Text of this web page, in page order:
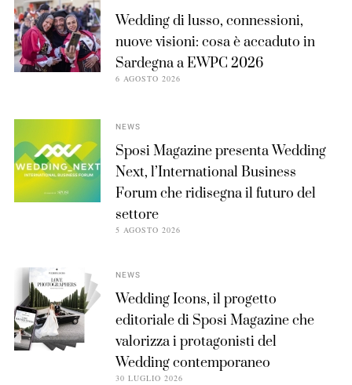
Wedding di lusso, connessioni,
nuove visioni: cosa è accaduto in
Sardegna a EWPC 2026
6 AGOSTO 2026
NEWS
Sposi Magazine presenta Wedding
Next, l’International Business
Forum che ridisegna il futuro del
settore
5 AGOSTO 2026
NEWS
Wedding Icons, il progetto
editoriale di Sposi Magazine che
valorizza i protagonisti del
Wedding contemporaneo
30 LUGLIO 2026